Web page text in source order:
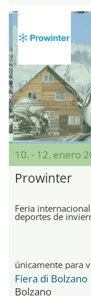
10. - 12. enero
Prowinter
Feria
deportes de
únicamente para
Fiera di Bolzano
Bolzano